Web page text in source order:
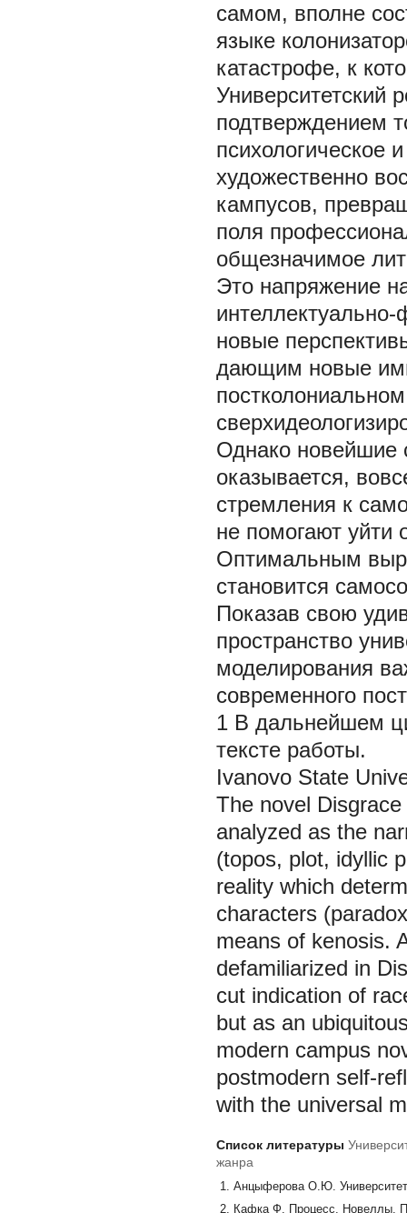
самом, вполне
языке
катастрофе, к
подтверждением
психологическое
художественно
кампусов,
поля
общезначимое
Это напряжение
новые
дающим новые
Однако новейшие
оказывается,
стремления к
не помогают уйти
Оптимальным
становится
Показав свою
пространство
моделирования
современного
1 В дальнейшем
тексте работы.
Ivanovo State
The novel Disgrace
analyzed as the
(topos, plot, idyllic
reality which
characters
means of kenosis.
defamiliarized in
cut indication of
but as an
modern campus
postmodern self-
with the universal
Список литературы
жанра
Анцыферова О.Ю.
Кафка Ф. Процесс. Новеллы.